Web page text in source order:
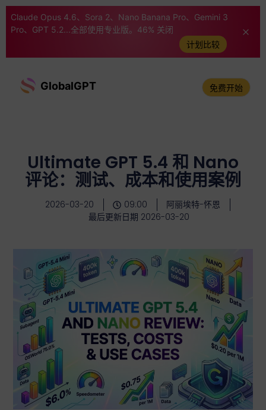
Claude Opus 4.6、Sora 2、Nano Banana Pro、Gemini 3
Pro、GPT 5.2...全部使用专业版。46% 关闭
计划比较
GlobalGPT 免费开始
Ultimate GPT 5.4 和 Nano
评论：测试、成本和使用案例
2026-03-20 09:00
阿丽埃特-怀恩
最后更新日期 2026-03-20